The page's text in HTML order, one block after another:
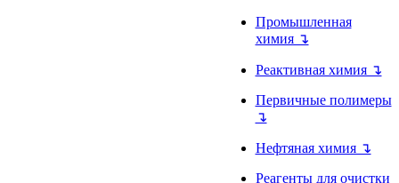
Промышленная
химия ↴
Реактивная химия ↴
Первичные полимеры
↴
Нефтяная химия ↴
Реагенты для очистки